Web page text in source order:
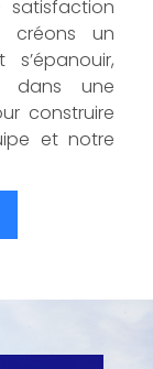
satisfaction
créons un
dans une
construire
et notre